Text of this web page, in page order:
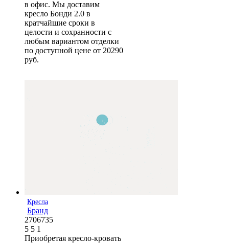
в офис. Мы доставим
кресло Бонди 2.0 в
кратчайшие сроки в
целости и сохранности с
любым вариантом отделки
по доступной цене от 20290
руб.
Кресла
Бранд
2706735
5 5 1
Приобретая кресло-кровать